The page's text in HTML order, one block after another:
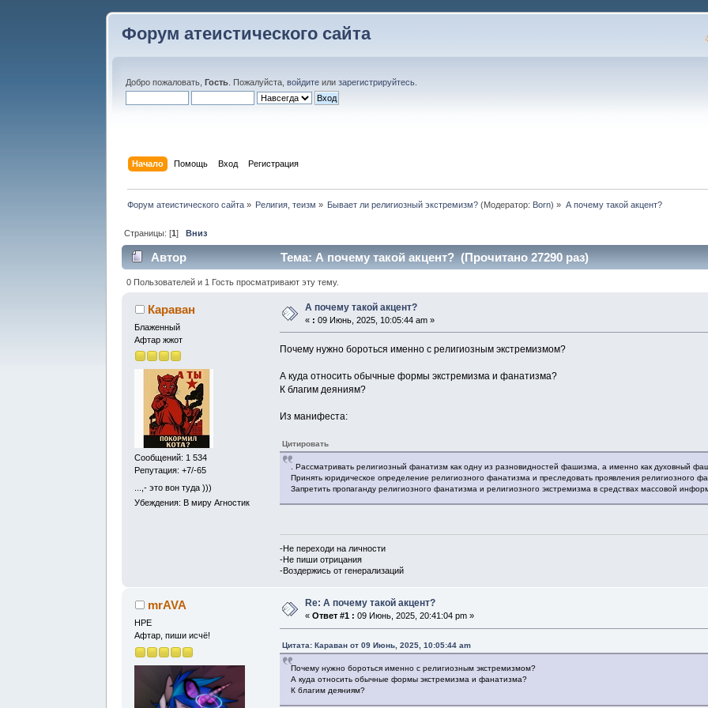
Форум атеистического сайта
Добро пожаловать,Гость . Пожалуйста,войдите илизарегистрируйтесь
Начало Помощь Вход Регистрация
Форум атеистического сайта» Религия, теизм » Бывает ли религиозный экстремизм? (Модератор: Born) » А почему такой акцент?
Страницы: [1] Вниз
Автор Тема: А почему такой акцент? (Прочитано 27290 раз)
0 Пользователей и 1 Гость просматривают эту тему.
Караван
Блаженный
Афтар жжот
Сообщений: 1 534
Репутация: +7/-65
...,- это вон туда )))
Убеждения: В миру Агностик
А почему такой акцент?
« : 09 Июнь, 2025, 10:05:44 am »
Почему нужно бороться именно с религиозным экстремизмом?
А куда относить обычные формы экстремизма и фанатизма?
К благим деяниям?
Из манифеста:
Цитировать
. Рассматривать религиозный фанатизм как одну из разновидностей фашизма, а именно как духовный
Принять юридическое определение религиозного фанатизма и преследовать проявления религиозного
Запретить пропаганду религиозного фанатизма и религиозного экстремизма в средствах массовой
-Не переходи на личности
-Не пиши отрицания
-Воздержись от генерализаций
mrAVA
НРЕ
Афтар, пиши исчё!
Re: А почему такой акцент?
«Ответ #1 : 09 Июнь, 2025, 20:41:04 pm »
Цитата: Караван от 09 Июнь, 2025, 10:05:44 am
Почему нужно бороться именно с религиозным экстремизмом?
А куда относить обычные формы экстремизма и фанатизма?
К благим деяниям?